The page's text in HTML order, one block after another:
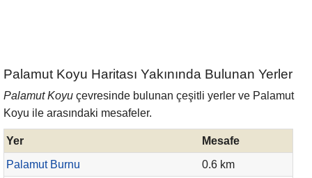
Palamut Koyu Haritası Yakınında Bulunan Yerler
Palamut Koyu çevresinde bulunan çeşitli yerler ve Palamut
Koyu ile arasındaki mesafeler.
Yer
Mesafe
Palamut Burnu
0.6 km